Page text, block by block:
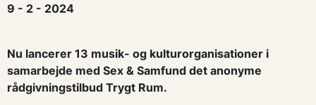
9 - 2 - 2024
Nu lancerer 13 musik- og kulturorganisationer i
samarbejde med Sex & Samfund det anonyme
rådgivningstilbud Trygt Rum.